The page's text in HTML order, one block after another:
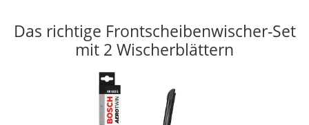
Das richtige Frontscheibenwischer-Set
mit 2 Wischerblättern